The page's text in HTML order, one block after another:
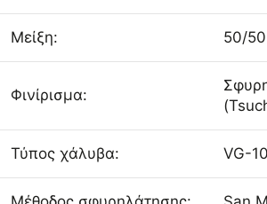
Μείξη: 50/50
Φινίρισμα:
Τύπος χάλυβα: VG-10